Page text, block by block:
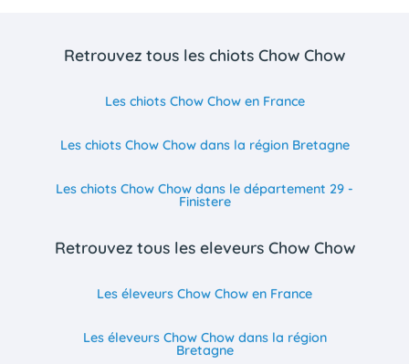
Retrouvez tous les chiots Chow Chow
Les chiots Chow Chow en France
Les chiots Chow Chow dans la région Bretagne
Les chiots Chow Chow dans le département 29 -
Finistere
Retrouvez tous les eleveurs Chow Chow
Les éleveurs Chow Chow en France
Les éleveurs Chow Chow dans la région
Bretagne